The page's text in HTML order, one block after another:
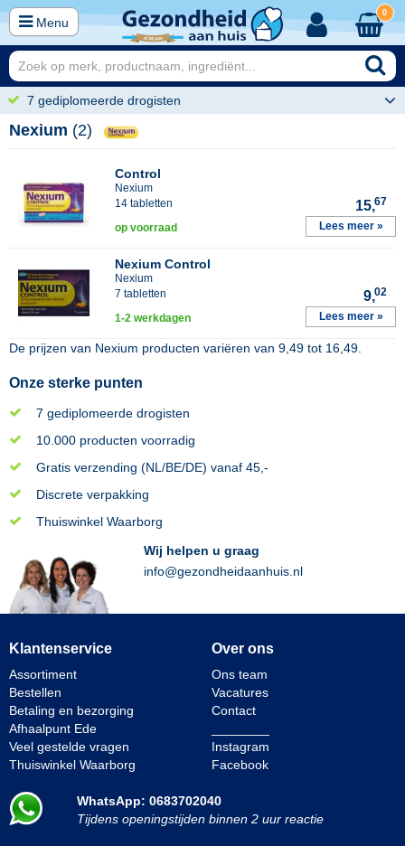
Menu
0
7 gediplomeerde drogisten
Nexium (2)
Control
Nexium
14 tabletten
15,67
op voorraad Lees meer »
Nexium Control
Nexium
7 tabletten
9,02
1-2 werkdagen Lees meer »
De prijzen van Nexium producten variëren van 9,49 tot 16,49
Onze sterke punten
7 gediplomeerde drogisten
10.000 producten voorradig
Gratis verzending (NL/BE/DE) vanaf 45,-
Discrete verpakking
Thuiswinkel Waarborg
Wij helpen u graag
info@gezondheidaanhuis.nl
Klantenservice
Assortiment
Bestellen
Betaling en bezorging
Afhaalpunt Ede
Veel gestelde vragen
Thuiswinkel Waarborg
Over ons
Ons team
Vacatures
Contact
Instagram
Facebook
WhatsApp: 0683702040
Tijdens openingstijden binnen 2 uur reactie